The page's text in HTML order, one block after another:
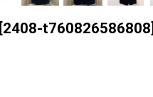
[2408-t760826586808]